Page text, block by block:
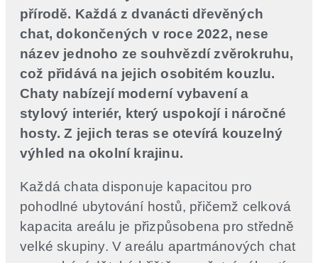
přírodě. Každá z dvanácti dřevěných
chat, dokončených v roce 2022, nese
název jednoho ze souhvězdí zvěrokruhu,
což přidává na jejich osobitém kouzlu.
Chaty nabízejí moderní vybavení a
stylový interiér, který uspokojí i náročné
hosty. Z jejich teras se otevírá kouzelný
výhled na okolní krajinu.
Každá chata disponuje kapacitou pro
pohodlné ubytování hostů, přičemž celková
kapacita areálu je přizpůsobena pro středně
velké skupiny. V areálu apartmánových chat